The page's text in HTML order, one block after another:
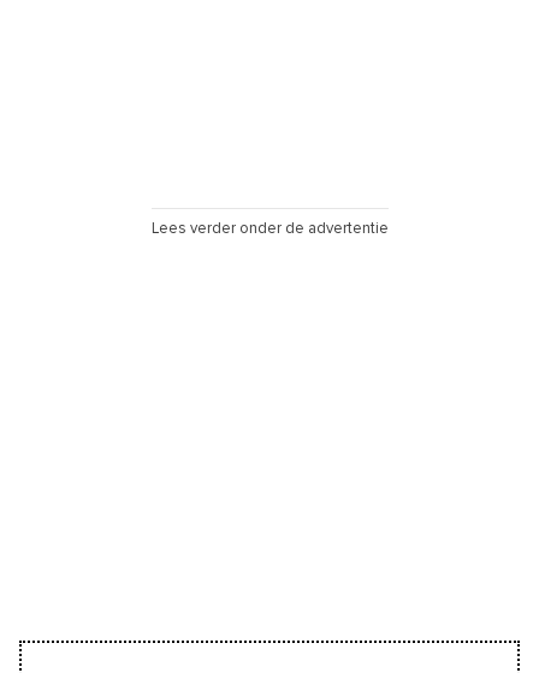
Lees verder onder de advertentie